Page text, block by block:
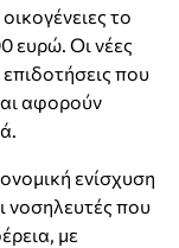
το
ευρώ. Οι νέες
επιδοτήσεις που
αφορούν
ενίσχυση
νοσηλευτές που
με